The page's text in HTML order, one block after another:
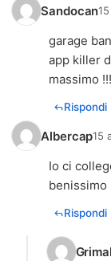
Sandocan
garage
app killer
massimo !!!
Rispondi
Albercap15
Io ci
benissimo
Rispondi